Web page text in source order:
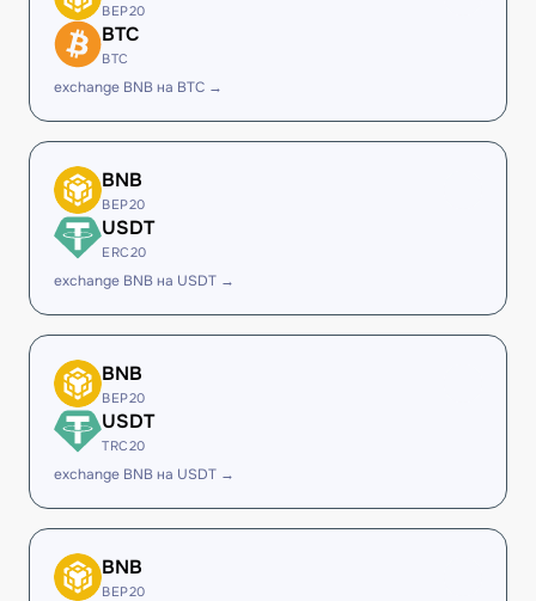
BEP20
BTC
BTC
exchange BNB на BTC →
BNB
BEP20
USDT
ERC20
exchange BNB на USDT →
BNB
BEP20
USDT
TRC20
exchange BNB на USDT →
BNB
BEP20